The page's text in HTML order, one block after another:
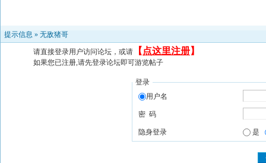
提示信息 » 无敌猪哥
请直接登录用户访问论坛，或请 【 点这里注册】
如果您已注册,请先登录论坛即可游览帖子
登录
用户名
密 码
隐身登录 是